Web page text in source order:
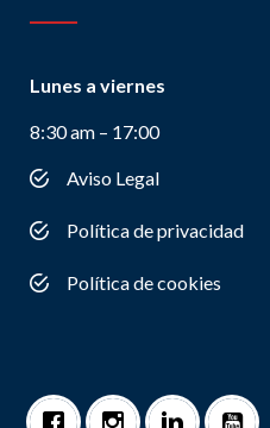
Lunes a viernes
8:30 am – 17:00
Aviso Legal
Política de privacidad
Política de cookies